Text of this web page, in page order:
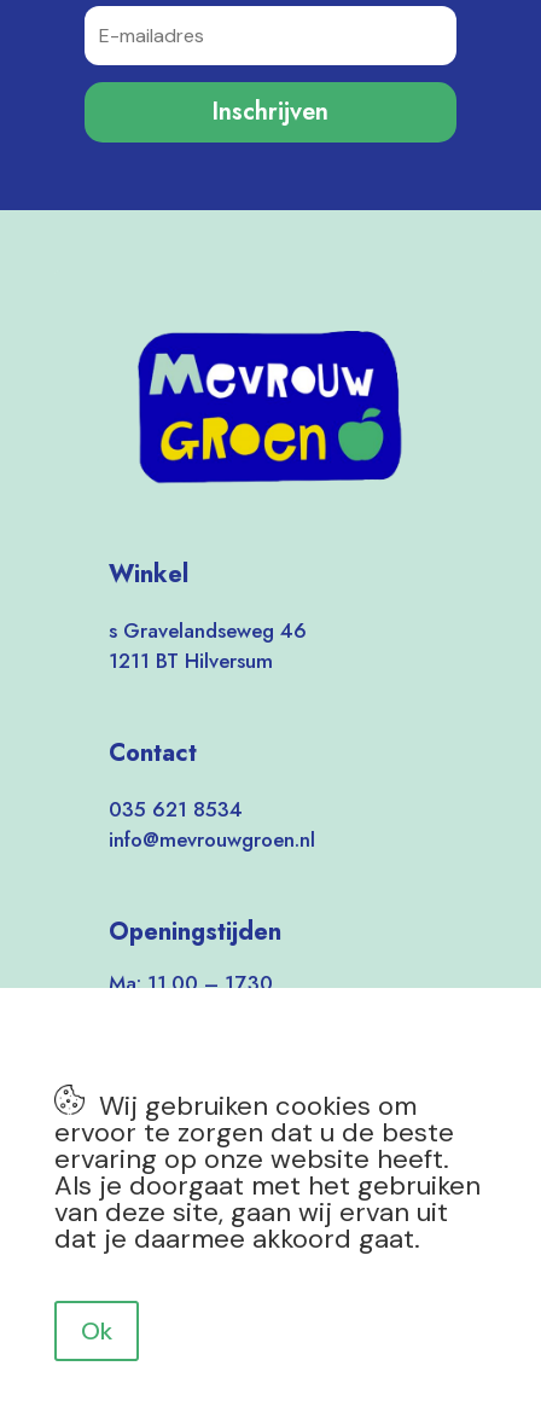
Wij gebruiken cookies om
ervoor te zorgen dat u de beste
ervaring op onze website heeft.
Als je doorgaat met het gebruiken
van deze site, gaan wij ervan uit
dat je daarmee akkoord gaat.
Ok
Inschrijven
Winkel
s Gravelandseweg 46
1211 BT Hilversum
Contact
035 621 8534
info@mevrouwgroen.nl
Openingstijden
Ma: 11.00 – 17.30
7 dagen per week open!
Privacy Policy | Copyright 2025 Mevrouw Groen